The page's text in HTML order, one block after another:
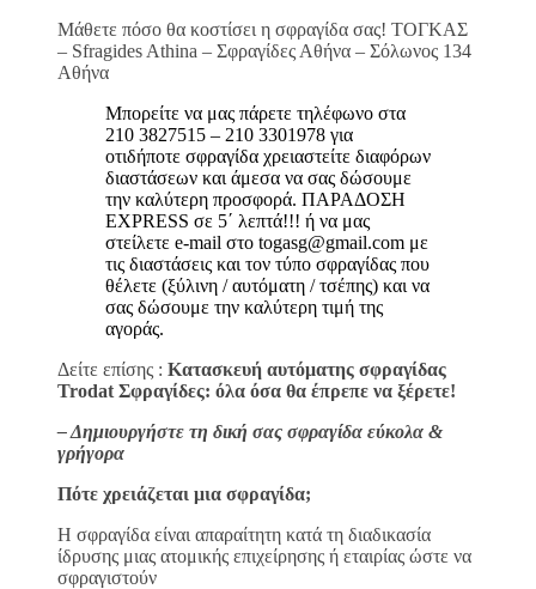
Μάθετε πόσο θα κοστίσει η σφραγίδα σας! ΤΟΓΚΑΣ
– Sfragides Athina – Σφραγίδες Αθήνα – Σόλωνος 134
Αθήνα
Μπορείτε να μας πάρετε τηλέφωνο στα
210 3827515 – 210 3301978 για
οτιδήποτε σφραγίδα χρειαστείτε διαφόρων
διαστάσεων και άμεσα να σας δώσουμε
την καλύτερη προσφορά. ΠΑΡΑΔΟΣΗ
EXPRESS σε 5΄ λεπτά!!! ή να μας
στείλετε e-mail στο togasg@gmail.com με
τις διαστάσεις και τον τύπο σφραγίδας που
θέλετε (ξύλινη / αυτόματη / τσέπης) και να
σας δώσουμε την καλύτερη τιμή της
αγοράς.
Δείτε επίσης : Κατασκευή αυτόματης σφραγίδας
Trodat Σφραγίδες: όλα όσα θα έπρεπε να ξέρετε!
– Δημιουργήστε τη δική σας σφραγίδα εύκολα &
γρήγορα
Πότε χρειάζεται μια σφραγίδα;
H σφραγίδα είναι απαραίτητη κατά τη διαδικασία
ίδρυσης μιας ατομικής επιχείρησης ή εταιρίας ώστε να
σφραγιστούν